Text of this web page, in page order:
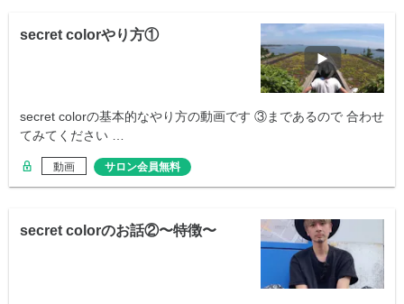
secret colorやり方①
secret colorの基本的なやり方の動画です ③まであるので 合わせ
てみてください …
動画 サロン会員無料
secret colorのお話②〜特徴〜